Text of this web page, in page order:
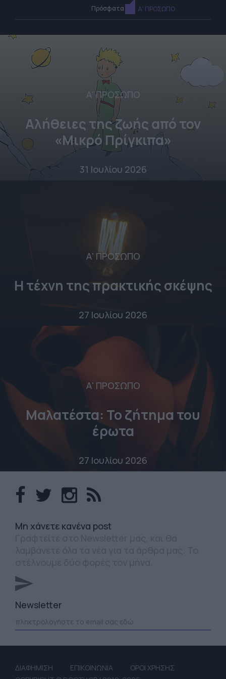
Πρόσφατα Α' ΠΡΟΣΩΠΟ
Α' ΠΡΟΣΩΠΟ
Αλήθειες της ζωής από τον
«Μικρό Πρίγκιπα»
31 Ιουλίου 2026
Α' ΠΡΟΣΩΠΟ
Η τέχνη της πρακτικής σκέψης
27 Ιουλίου 2026
Α' ΠΡΟΣΩΠΟ
Μαλατέστα: Το ζήτημα του
έρωτα
27 Ιουλίου 2026
Mη χάνετε κανένα post
Newsletter
ΔΙΑΦΗΜΙΣΗ ΕΠΙΚΟΙΝΩΝΙΑ
ΟΡΟΙ ΧΡΗΣΗΣ